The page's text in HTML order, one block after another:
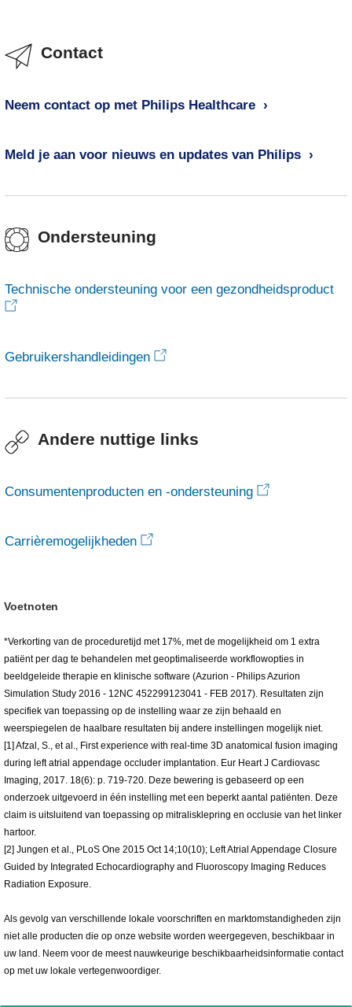
Contact
Neem contact op met Philips Healthcare
Meld je aan voor nieuws en updates van Philips
Ondersteuning
Technische ondersteuning voor een gezondheidsproduct
Gebruikershandleidingen
Andere nuttige links
Consumentenproducten en -ondersteuning
Carrièremogelijkheden
Voetnoten
*Verkorting van de proceduretijd met 17%, met de mogelijkheid om 1 extra
patiënt per dag te behandelen met geoptimaliseerde workflowopties in
beeldgeleide therapie en klinische software (Azurion - Philips Azurion
Simulation Study 2016 - 12NC 452299123041 - FEB 2017). Resultaten zijn
specifiek van toepassing op de instelling waar ze zijn behaald en
weerspiegelen de haalbare resultaten bij andere instellingen mogelijk niet.
[1] Afzal, S., et al., First experience with real-time 3D anatomical fusion imaging
during left atrial appendage occluder implantation. Eur Heart J Cardiovasc
Imaging, 2017. 18(6): p. 719-720. Deze bewering is gebaseerd op een
onderzoek uitgevoerd in één instelling met een beperkt aantal patiënten. Deze
claim is uitsluitend van toepassing op mitralisklepring en occlusie van het linker
hartoor.
[2] Jungen et al., PLoS One 2015 Oct 14;10(10); Left Atrial Appendage Closure
Guided by Integrated Echocardiography and Fluoroscopy Imaging Reduces
Radiation Exposure.
Als gevolg van verschillende lokale voorschriften en marktomstandigheden zijn
niet alle producten die op onze website worden weergegeven, beschikbaar in
uw land. Neem voor de meest nauwkeurige beschikbaarheidsinformatie contact
op met uw lokale vertegenwoordiger.